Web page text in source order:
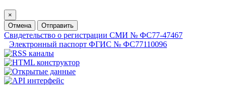
×
Отмена
Отправить
Свидетельство о регистрации СМИ № ФС77-47467
Электронный паспорт ФГИС № ФС77110096